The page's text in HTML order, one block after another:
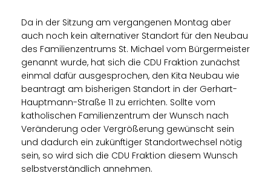
Da in der Sitzung am vergangenen Montag aber
auch noch kein alternativer Standort für den Neubau
des Familienzentrums St. Michael vom Bürgermeister
genannt wurde, hat sich die CDU Fraktion zunächst
einmal dafür ausgesprochen, den Kita Neubau wie
beantragt am bisherigen Standort in der Gerhart-
Hauptmann-Straße 11 zu errichten. Sollte vom
katholischen Familienzentrum der Wunsch nach
Veränderung oder Vergrößerung gewünscht sein
und dadurch ein zukünftiger Standortwechsel nötig
sein, so wird sich die CDU Fraktion diesem Wunsch
selbstverständlich annehmen.